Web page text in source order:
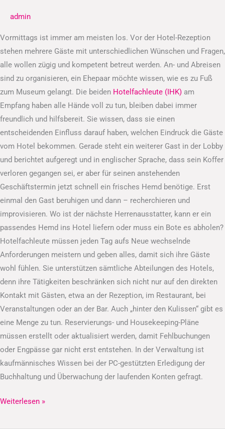
admin
Vormittags ist immer am meisten los. Vor der Hotel-Rezeption
stehen mehrere Gäste mit unterschiedlichen Wünschen und Fragen,
alle wollen zügig und kompetent betreut werden. An- und Abreisen
sind zu organisieren, ein Ehepaar möchte wissen, wie es zu Fuß
zum Museum gelangt. Die beiden Hotelfachleute (IHK) am
Empfang haben alle Hände voll zu tun, bleiben dabei immer
freundlich und hilfsbereit. Sie wissen, dass sie einen
entscheidenden Einfluss darauf haben, welchen Eindruck die Gäste
vom Hotel bekommen. Gerade steht ein weiterer Gast in der Lobby
und berichtet aufgeregt und in englischer Sprache, dass sein Koffer
verloren gegangen sei, er aber für seinen anstehenden
Geschäftstermin jetzt schnell ein frisches Hemd benötige. Erst
einmal den Gast beruhigen und dann – recherchieren und
improvisieren. Wo ist der nächste Herrenausstatter, kann er ein
passendes Hemd ins Hotel liefern oder muss ein Bote es abholen?
Hotelfachleute müssen jeden Tag aufs Neue wechselnde
Anforderungen meistern und geben alles, damit sich ihre Gäste
wohl fühlen. Sie unterstützen sämtliche Abteilungen des Hotels,
denn ihre Tätigkeiten beschränken sich nicht nur auf den direkten
Kontakt mit Gästen, etwa an der Rezeption, im Restaurant, bei
Veranstaltungen oder an der Bar. Auch „hinter den Kulissen“ gibt es
eine Menge zu tun. Reservierungs- und Housekeeping-Pläne
müssen erstellt oder aktualisiert werden, damit Fehlbuchungen
oder Engpässe gar nicht erst entstehen. In der Verwaltung ist
kaufmännisches Wissen bei der PC-gestützten Erledigung der
Buchhaltung und Überwachung der laufenden Konten gefragt.
Weiterlesen »